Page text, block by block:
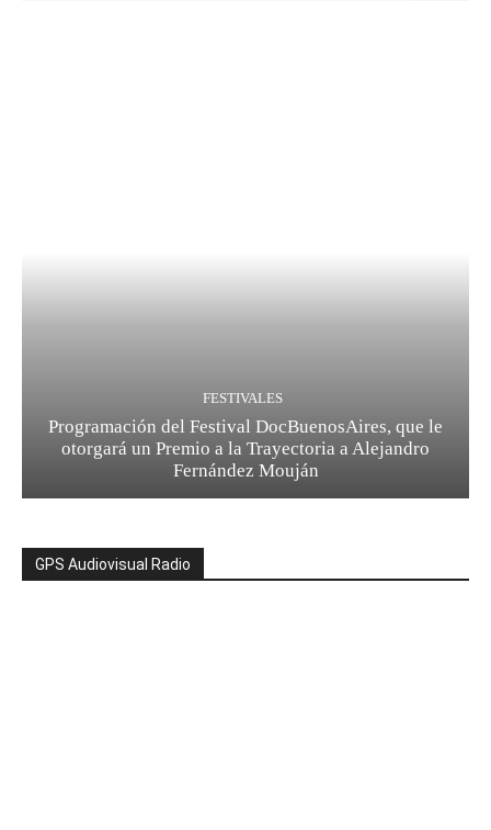
FESTIVALES
Programación del Festival DocBuenosAires, que le
otorgará un Premio a la Trayectoria a Alejandro
Fernández Mouján
GPS Audiovisual Radio